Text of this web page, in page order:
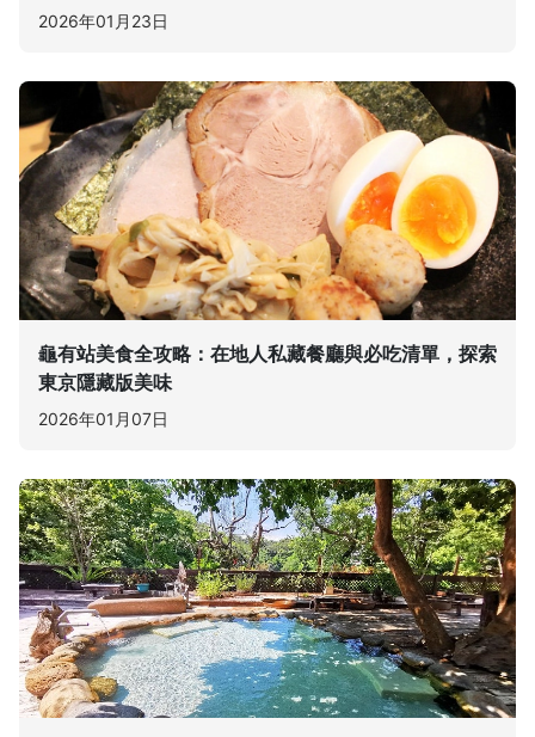
2026年01月23日
龜有站美食全攻略：在地人私藏餐廳與必吃清單，探索
東京隱藏版美味
2026年01月07日